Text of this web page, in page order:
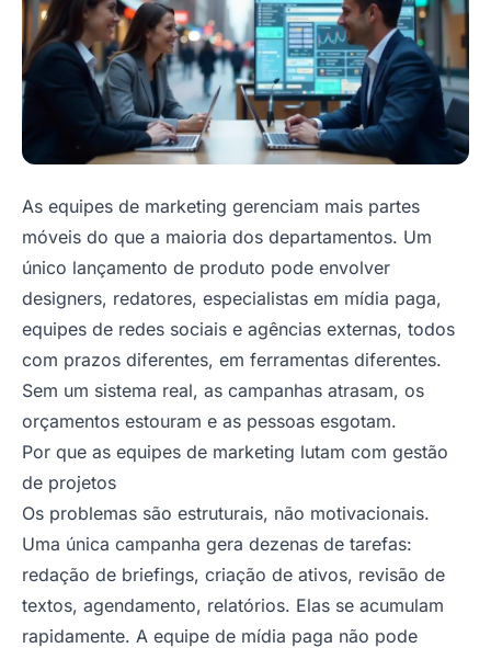
As equipes de marketing gerenciam mais partes
móveis do que a maioria dos departamentos. Um
único lançamento de produto pode envolver
designers, redatores, especialistas em mídia paga,
equipes de redes sociais e agências externas, todos
com prazos diferentes, em ferramentas diferentes.
Sem um sistema real, as campanhas atrasam, os
orçamentos estouram e as pessoas esgotam.
Por que as equipes de marketing lutam com gestão
de projetos
Os problemas são estruturais, não motivacionais.
Uma única campanha gera dezenas de tarefas:
redação de briefings, criação de ativos, revisão de
textos, agendamento, relatórios. Elas se acumulam
rapidamente. A equipe de mídia paga não pode